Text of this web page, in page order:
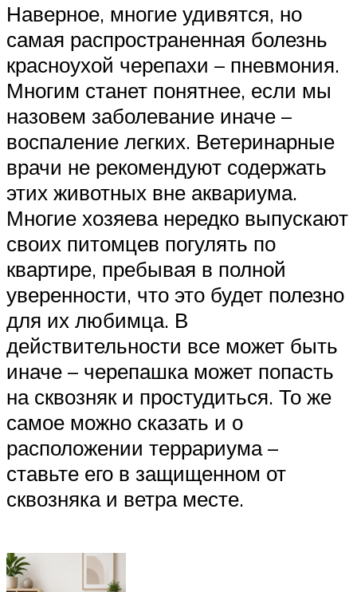
Наверное, многие удивятся, но
самая распространенная болезнь
красноухой черепахи – пневмония.
Многим станет понятнее, если мы
назовем заболевание иначе –
воспаление легких. Ветеринарные
врачи не рекомендуют содержать
этих животных вне аквариума.
Многие хозяева нередко выпускают
своих питомцев погулять по
квартире, пребывая в полной
уверенности, что это будет полезно
для их любимца. В
действительности все может быть
иначе – черепашка может попасть
на сквозняк и простудиться. То же
самое можно сказать и о
расположении террариума –
ставьте его в защищенном от
сквозняка и ветра месте.